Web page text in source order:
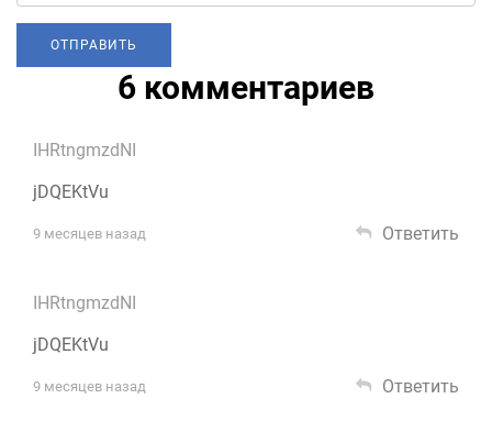
6 комментариев
IHRtngmzdNI
jDQEKtVu
9 месяцев назад Ответить
IHRtngmzdNI
jDQEKtVu
9 месяцев назад Ответить